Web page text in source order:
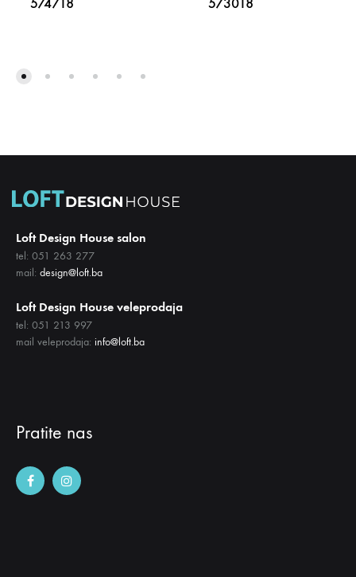
Loft Design House salon
tel: 051 263 277
mail: design@loft.ba
Loft Design House veleprodaja
tel: 051 213 997
mail veleprodaja: info@loft.ba
Pratite nas